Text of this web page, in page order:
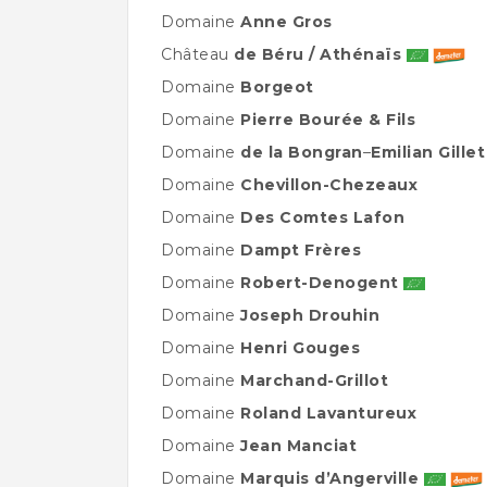
Domaine Anne Gros
Château de Béru / Athénaïs
Domaine Borgeot
Domaine Pierre Bourée & Fils
Domaine de la Bongran–Emilian Gillet
Domaine Chevillon-Chezeaux
Domaine Des Comtes Lafon
Domaine Dampt Frères
Domaine Robert-Denogent
DomaineJoseph Drouhin
Domaine Henri Gouges
Domaine Marchand-Grillot
Domaine Roland Lavantureux
DomaineJean Manciat
Domaine Marquis d’Angerville